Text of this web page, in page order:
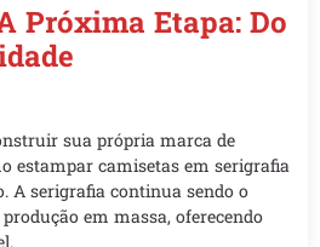
Próxima Etapa: Do
sua própria marca de
estampar camisetas em serigrafia
A serigrafia continua sendo o
em massa, oferecendo